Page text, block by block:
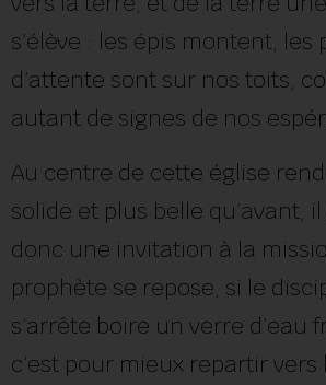
s’élève : les épis montent, les
d’attente sont sur nos toits,
autant de signes de nos
Au centre de cette église
solide et plus belle qu’avant, il
donc une invitation à la
prophète se repose, si le
s’arrête boire un verre d’eau
c’est pour mieux repartir vers